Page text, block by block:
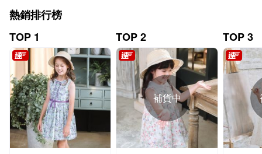
熱銷排行榜
TOP 1
TOP 2
補貨中
TOP 3